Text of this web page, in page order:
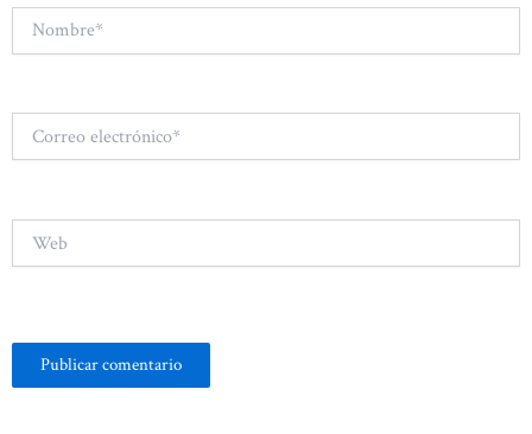
electrónico*